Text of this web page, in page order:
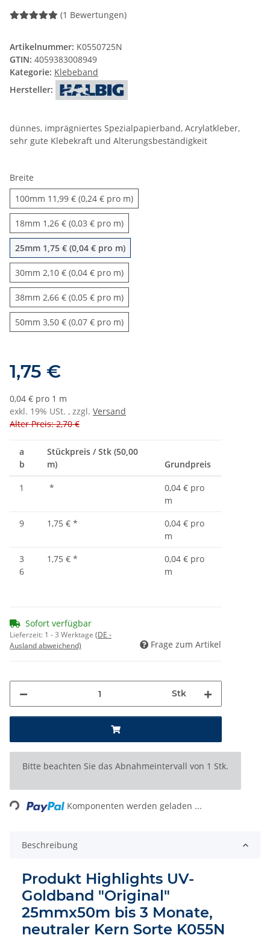
(1 Bewertungen)
Artikelnummer: K0550725N
GTIN: 4059383008949
Kategorie: Klebeband
Hersteller:
dünnes, imprägniertes Spezialpapierband, Acrylatkleber,
sehr gute Klebekraft und Alterungsbeständigkeit
Breite
100mm 100mm
11,99 € (0,24 € pro m)
18mm 18mm
1,26 € (0,03 € pro m)
25mm 25mm
1,75 € (0,04 € pro m)
30mm 30mm
2,10 € (0,04 € pro m)
38mm 38mm
2,66 € (0,05 € pro m)
50mm 50mm
3,50 € (0,07 € pro m)
1,75 €
0,04 € pro 1 m
exkl. 19% USt. , zzgl. Versand
Alter Preis: 2,70 €
a
b
Stückpreis / Stk (50,00
m)
Grundpreis
1 *
0,04 € pro
m
9
1,75 € *
0,04 € pro
m
3
6
1,75 € *
0,04 € pro
m
Sofort verfügbar
Lieferzeit: 1 - 3 Werktage (DE -
Ausland abweichend)
Frage zum Artikel
Stk
x
Bitte beachten Sie das Abnahmeintervall von 1 Stk.
Loading... Komponenten werden geladen ...
Beschreibung
Produkt Highlights UV-
Goldband "Original"
25mmx50m bis 3 Monate,
neutraler Kern Sorte K055N